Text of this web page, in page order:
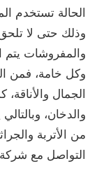
الحالة تستخدم
وذلك حتى لا
والمفروشات
وكل خامة، فمن
الجمال والأناقة،
والدخان،
من الأتربة
التواصل مع